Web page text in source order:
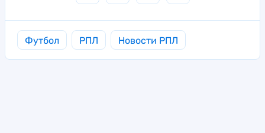
Футбол РПЛ Новости РПЛ